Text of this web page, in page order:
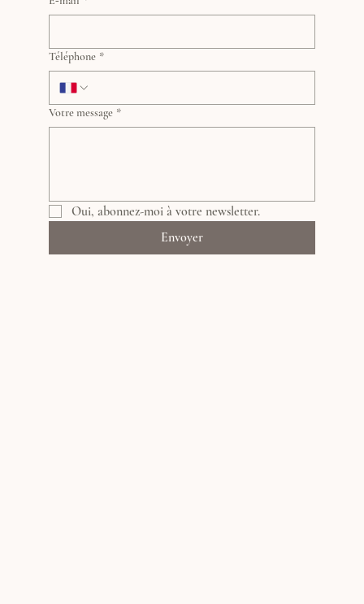
Téléphone *
Votre message *
Oui, abonnez-moi à votre newsletter.
Envoyer